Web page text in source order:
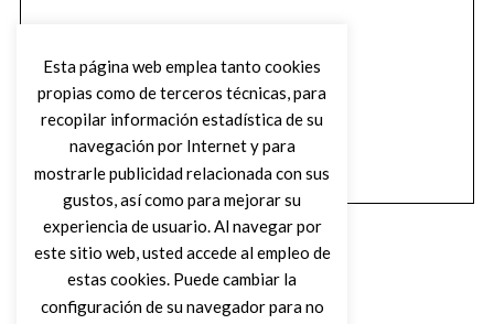
Esta página web emplea tanto cookies
propias como de terceros técnicas, para
recopilar información estadística de su
navegación por Internet y para
mostrarle publicidad relacionada con sus
gustos, así como para mejorar su
experiencia de usuario. Al navegar por
este sitio web, usted accede al empleo de
estas cookies. Puede cambiar la
configuración de su navegador para no